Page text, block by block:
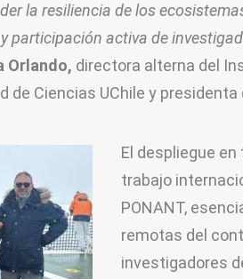
la resiliencia de los
participación activa de
Orlando, directora alterna del
de Ciencias UChile y presidenta
El despliegue
trabajo
PONANT,
remotas del
investigadores